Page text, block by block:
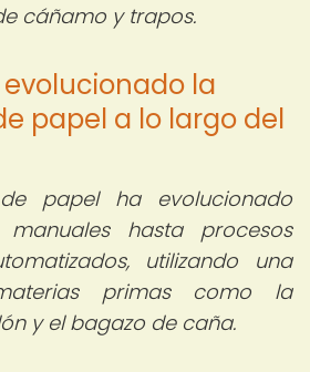
cáñamo y trapos.
la
papel a lo largo del
papel ha evolucionado
hasta procesos
utilizando una
primas como la
y el bagazo de caña.